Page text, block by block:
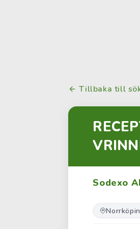
Tillbaka till
Sodexo